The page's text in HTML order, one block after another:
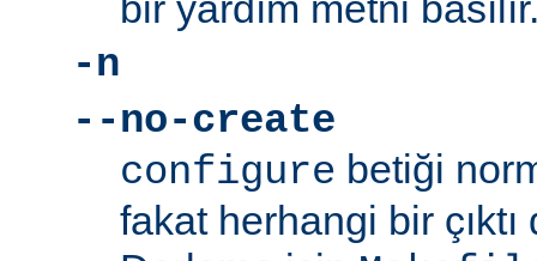
-n
--no-create
configure betiği
fakat herhangi bir